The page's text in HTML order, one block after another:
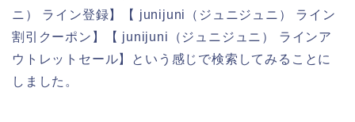
ニ） ライン登録】【 junijuni（ジュニジュニ） ライン
割引クーポン】【 junijuni（ジュニジュニ） ラインア
ウトレットセール】という感じで検索してみることに
しました。